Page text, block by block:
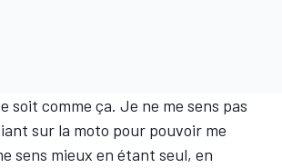
soit comme ça. Je ne me sens pas
sur la moto pour pouvoir me
sens mieux en étant seul, en